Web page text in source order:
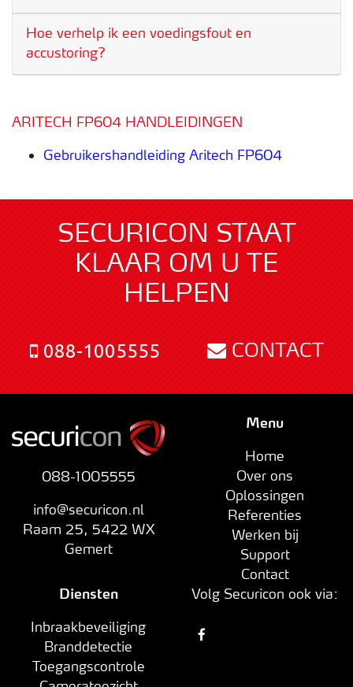
Hoe verhelp ik een voedingsfout en
accustoring?
ARITECH FP604 HANDLEIDINGEN
Gebruikershandleiding Aritech FP604
SECURICON STAAT
KLAAR OM U TE
HELPEN
088-1005555 CONTACT
088-1005555
info@securicon.nl
Raam 25, 5422 WX
Gemert
Menu
Home
Over ons
Oplossingen
Referenties
Werken bij
Support
Contact
Diensten
Inbraakbeveiliging
Branddetectie
Toegangscontrole
Volg Securicon ook via: